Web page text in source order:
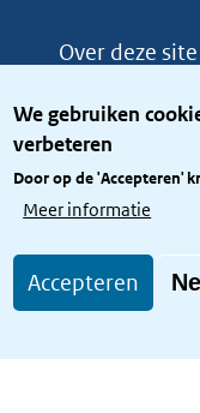
We gebruiken
verbeteren
Door op de 'Accepteren'
Meer informatie
Accepteren
Over deze site
Privacy
Toegang site